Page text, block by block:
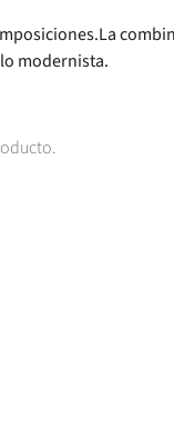
modernista.